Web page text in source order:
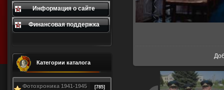
Информация о сайте
Финансовая поддержка
Категории каталога
Фотохроника 1941-1945 [785]